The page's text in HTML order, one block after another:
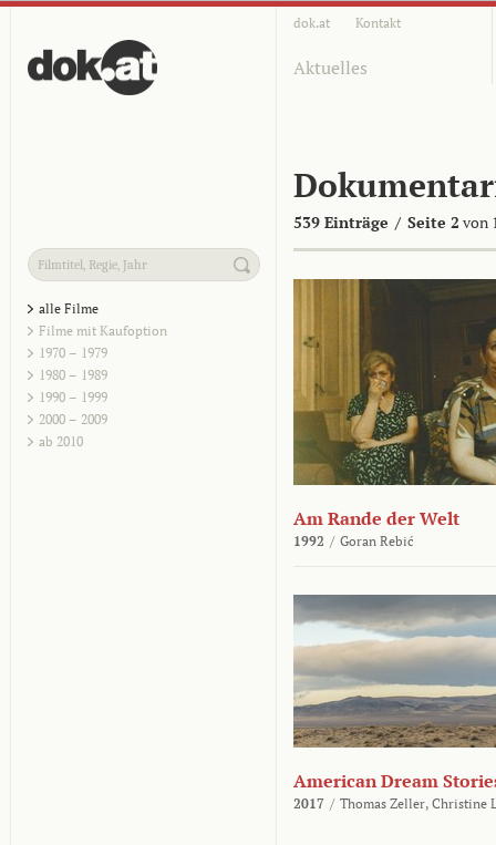
dok.at Kontakt
Aktuelles
539 Einträge / Seite 2 von
alle Filme
Filme mit Kaufoption
1970 – 1979
1980 – 1989
1990 – 1999
2000 – 2009
ab 2010
Am Rande der Welt
1992 / Goran Rebić
American Dream
2017 / Thomas Zeller, Christine